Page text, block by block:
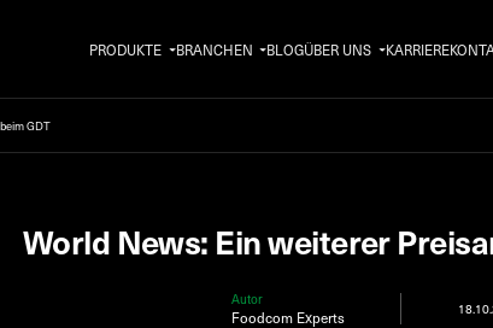
PRODUKTE BRANCHEN BLOGÜBER UNS KARRIERE
GDT
World News: Ein weiterer
Autor
Foodcom Experts